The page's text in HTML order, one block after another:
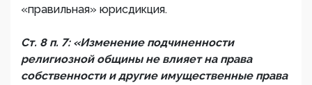
«правильная» юрисдикция.
Ст. 8 п. 7: «Изменение подчиненности
религиозной общины не влияет на права
собственности и другие имущественные права